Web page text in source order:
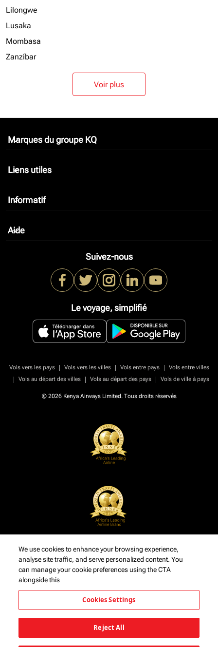
Lilongwe
Lusaka
Mombasa
Zanzíbar
Voir plus
Marques du groupe KQ
keyboard_arrow_down
Liens utiles
keyboard_arrow_down
Informatif
keyboard_arrow_down
Aide
keyboard_arrow_down
Suivez-nous
Le voyage, simplifié
Vols vers les pays | Vols vers les villes | Vols entre pays |
Vols entre villes
|
Vols au départ des villes | Vols au départ des pays | Vols de ville à pays
© 2026 Kenya Airways Limited. Tous droits réservés
We use cookies to enhance your browsing experience,
analyse site traffic, and serve personalized content. You
can manage your cookie preferences using the CTA
alongside this
Cookies Settings
Reject All